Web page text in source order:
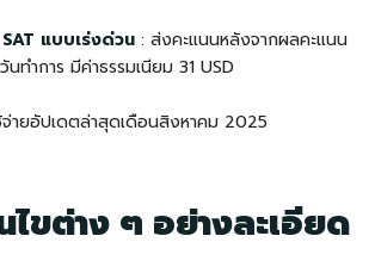
แบบเร่งด่วน : ส่งคะแนนหลังจากผลคะแนน
ทำการ มีค่าธรรมเนียม 31 USD
จ่ายอัปเดตล่าสุดเดือนสิงหาคม 2025
ไขต่าง ๆ อย่างละเอียด